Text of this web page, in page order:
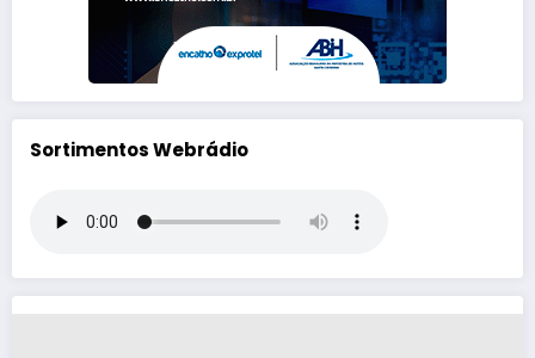
Sortimentos Webrádio